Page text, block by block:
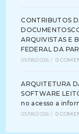
CONTRIBUTOS
ARQUIVISTAS E
FEDERAL DA
03/08/2026 / 0
ARQUITETURA
SOFTWARE
no acesso a
03/08/2026 / 0